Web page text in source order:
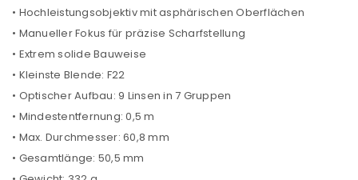
• Hochleistungsobjektiv mit asphärischen Oberflächen
• Manueller Fokus für präzise Scharfstellung
• Extrem solide Bauweise
• Kleinste Blende: F22
• Optischer Aufbau: 9 Linsen in 7 Gruppen
• Mindestentfernung: 0,5 m
• Max. Durchmesser: 60,8 mm
• Gesamtlänge: 50,5 mm